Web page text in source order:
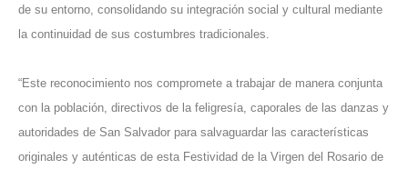
de su entorno, consolidando su integración social y cultural mediante
la continuidad de sus costumbres tradicionales.
“Este reconocimiento nos compromete a trabajar de manera conjunta
con la población, directivos de la feligresía, caporales de las danzas y
autoridades de San Salvador para salvaguardar las características
originales y auténticas de esta Festividad de la Virgen del Rosario de